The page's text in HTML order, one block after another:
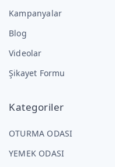
Kampanyalar
Blog
Videolar
Şikayet Formu
Kategoriler
OTURMA ODASI
YEMEK ODASI